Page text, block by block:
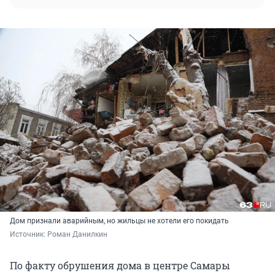
Дом признали аварийным, но жильцы не хотели его покидать
Источник: Роман Данилкин
По факту обрушения дома в центре Самары